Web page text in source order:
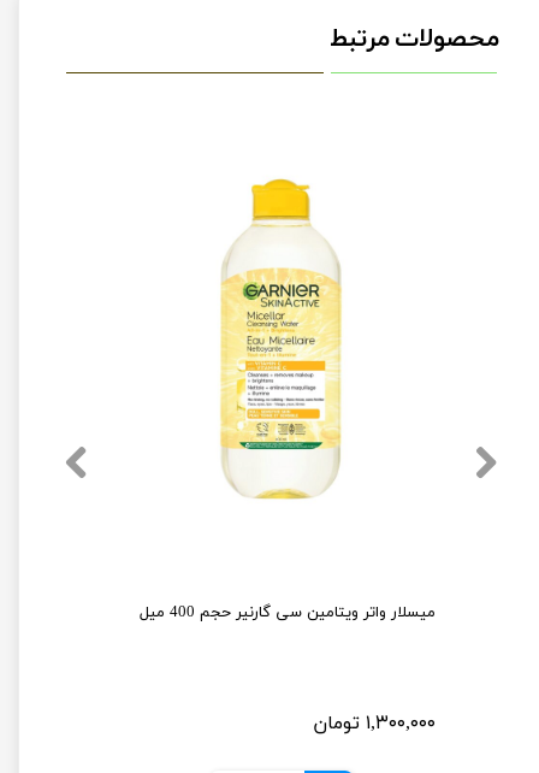
محصولات مرتبط
میسلار واتر ویتامین سی گارنیر حجم 400 میل
۱,۳۰۰,۰۰۰ تومان